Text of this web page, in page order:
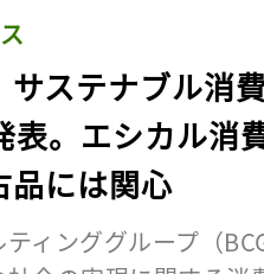
サステナブル消
表。エシカル消
品には関心
ィンググループ（